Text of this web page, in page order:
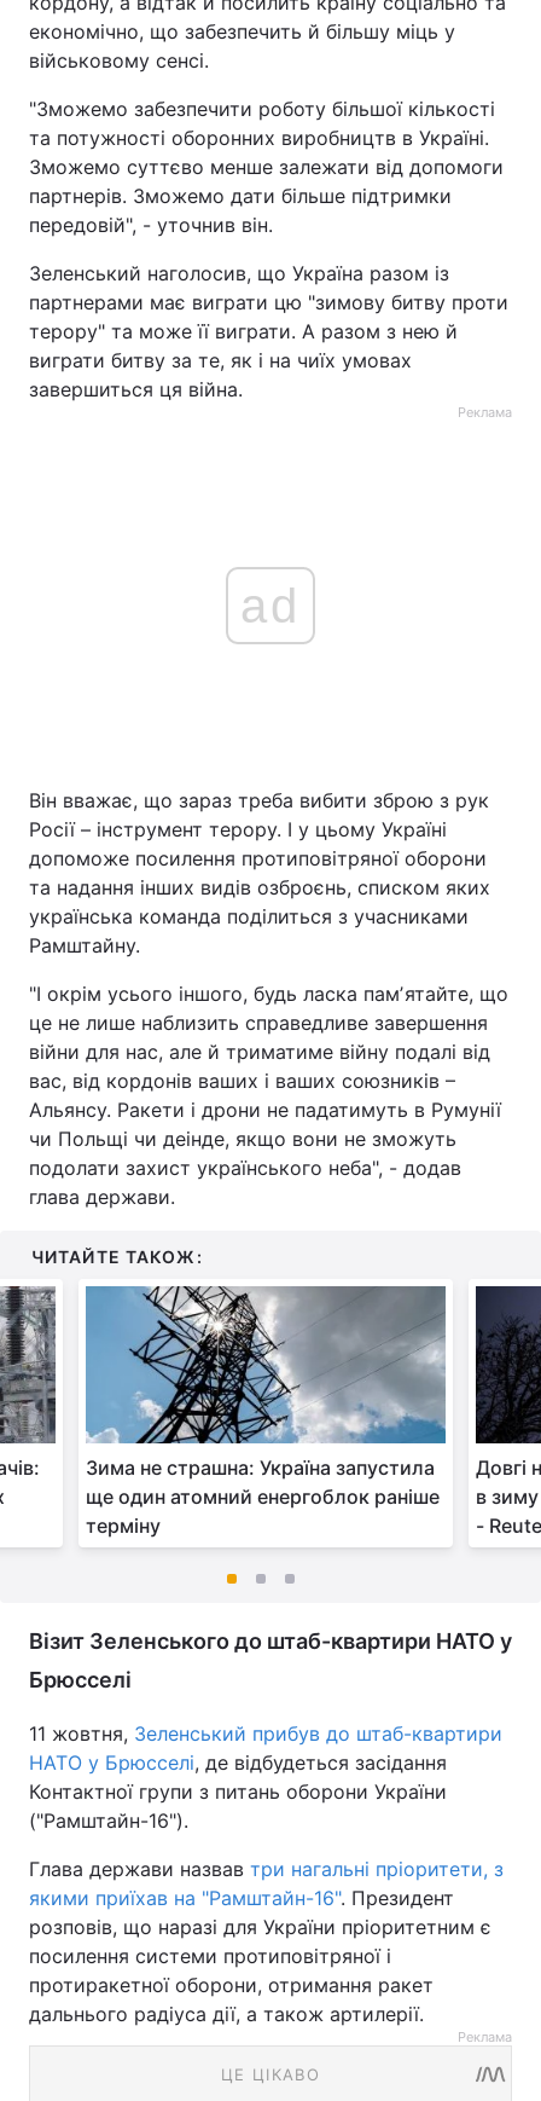
економічно, що забезпечить й більшу міць у
військовому сенсі.
"Зможемо забезпечити роботу більшої кількості
та потужності оборонних виробництв в Україні.
Зможемо суттєво менше залежати від допомоги
партнерів. Зможемо дати більше підтримки
передовій", - уточнив він.
Зеленський наголосив, що Україна разом із
партнерами має виграти цю "зимову битву проти
терору" та може її виграти. А разом з нею й
виграти битву за те, як і на чиїх умовах
завершиться ця війна.
Реклама
ad
Він вважає, що зараз треба вибити зброю з рук
Росії – інструмент терору. І у цьому Україні
допоможе посилення протиповітряної оборони
та надання інших видів озброєнь, списком яких
українська команда поділиться з учасниками
Рамштайну.
"І окрім усього іншого, будь ласка памʼятайте, що
це не лише наблизить справедливе завершення
війни для нас, але й триматиме війну подалі від
вас, від кордонів ваших і ваших союзників –
Альянсу. Ракети і дрони не падатимуть в Румунії
чи Польщі чи деінде, якщо вони не зможуть
подолати захист українського неба", - додав
глава держави.
ЧИТАЙТЕ ТАКОЖ:
Зима не страшна: Україна запустила
ще один атомний енергоблок раніше
терміну
Довгі
в
-
Візит Зеленського до штаб-квартири НАТО у
Брюсселі
11 жовтня, Зеленський прибув до штаб-квартири
НАТО у Брюсселі, де відбудеться засідання
Контактної групи з питань оборони України
("Рамштайн-16").
Глава держави назвав три нагальні пріоритети, з
якими приїхав на "Рамштайн-16". Президент
розповів, що наразі для України пріоритетним є
посилення системи протиповітряної і
протиракетної оборони, отримання ракет
дальнього радіуса дії, а також артилерії.
Реклама